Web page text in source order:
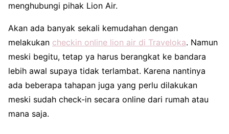
menghubungi pihak Lion Air.
Akan ada banyak sekali kemudahan dengan
melakukan checkin online lion air di Traveloka. Namun
meski begitu, tetap ya harus berangkat ke bandara
lebih awal supaya tidak terlambat. Karena nantinya
ada beberapa tahapan juga yang perlu dilakukan
meski sudah check-in secara online dari rumah atau
mana saja.